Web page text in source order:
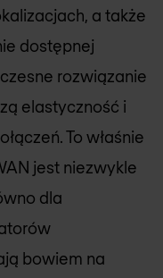
a także
dostępnej
rozwiązanie
elastyczność i
To właśnie
jest niezwykle
dla
bowiem na